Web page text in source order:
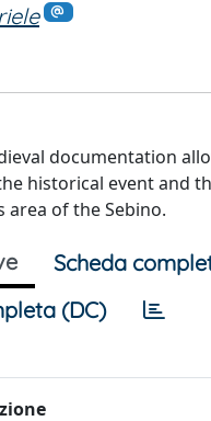
documentation
historical event and
of the Sebino.
Scheda
(DC)